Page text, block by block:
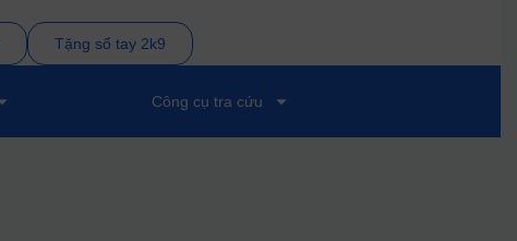
Tặng sổ tay 2k9
Công cụ tra cứu